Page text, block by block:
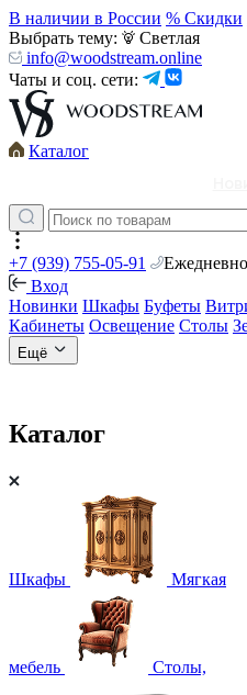
В наличии в России % Скидки
Выбрать тему:
Светлая
info@woodstream.online
Чаты и соц. сети:
Каталог
+7 (939) 755-05-91
Вход
Новинки Шкафы Буфеты
Кабинеты Освещение Столы
Ещё
Каталог
Шкафы Мягкая
мебель Столы,